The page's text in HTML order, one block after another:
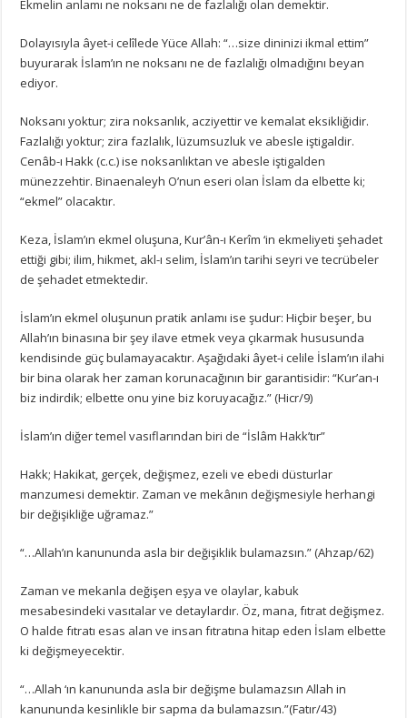
Ekmelin anlamı ne noksanı ne de fazlalığı olan demektir.
Dolayısıyla âyet-i celîlede Yüce Allah: “…size dininizi ikmal ettim”
buyurarak İslam’ın ne noksanı ne de fazlalığı olmadığını beyan
ediyor.
Noksanı yoktur; zira noksanlık, acziyettir ve kemalat eksikliğidir.
Fazlalığı yoktur; zira fazlalık, lüzumsuzluk ve abesle iştigaldir.
Cenâb-ı Hakk (c.c.) ise noksanlıktan ve abesle iştigalden
münezzehtir. Binaenaleyh O’nun eseri olan İslam da elbette ki;
“ekmel” olacaktır.
Keza, İslam’ın ekmel oluşuna, Kur’ân-ı Kerîm ‘in ekmeliyeti şehadet
ettiği gibi; ilim, hikmet, akl-ı selim, İslam’ın tarihi seyri ve tecrübeler
de şehadet etmektedir.
İslam’ın ekmel oluşunun pratik anlamı ise şudur: Hiçbir beşer, bu
Allah’ın binasına bir şey ilave etmek veya çıkarmak hususunda
kendisinde güç bulamayacaktır. Aşağıdaki âyet-i celile İslam’ın ilahi
bir bina olarak her zaman korunacağının bir garantisidir: “Kur’an-ı
biz indirdik; elbette onu yine biz koruyacağız.” (Hicr/9)
İslam’ın diğer temel vasıflarından biri de “İslâm Hakk’tır”
Hakk; Hakikat, gerçek, değişmez, ezeli ve ebedi düsturlar
manzumesi demektir. Zaman ve mekânın değişmesiyle herhangi
bir değişikliğe uğramaz.”
“…Allah’ın kanununda asla bir değişiklik bulamazsın.” (Ahzap/62)
Zaman ve mekanla değişen eşya ve olaylar, kabuk
mesabesindeki vasıtalar ve detaylardır. Öz, mana, fıtrat değişmez.
O halde fıtratı esas alan ve insan fıtratına hitap eden İslam elbette
ki değişmeyecektir.
“…Allah ‘ın kanununda asla bir değişme bulamazsın Allah in
kanununda kesinlikle bir sapma da bulamazsın.”(Fatır/43)